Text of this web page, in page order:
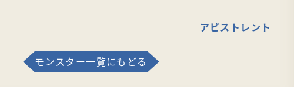
アビストレント
モンスター一覧にもどる